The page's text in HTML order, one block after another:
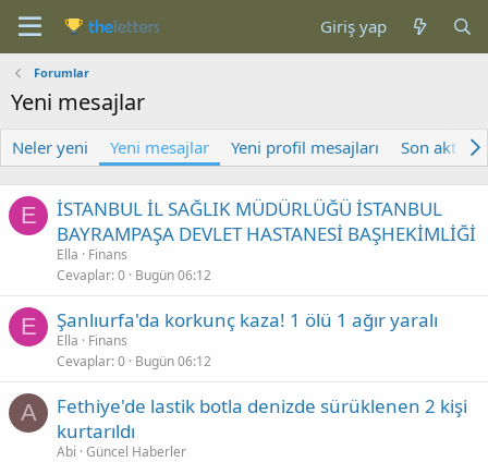
Giriş yap
Forumlar
Yeni mesajlar
Neler yeni Yeni mesajlar Yeni profil mesajları Son aktivite
E
İSTANBUL İL SAĞLIK MÜDÜRLÜĞÜ İSTANBUL
BAYRAMPAŞA DEVLET HASTANESİ BAŞHEKİMLİĞİ
Ella
Finans
Cevaplar 0 Bugün 06:12
E Şanlıurfa'da korkunç kaza! 1 ölü 1 ağır yaralı
Ella
Finans
Cevaplar 0 Bugün 06:12
A
Fethiye'de lastik botla denizde sürüklenen 2 kişi
kurtarıldı
Abi Güncel Haberler